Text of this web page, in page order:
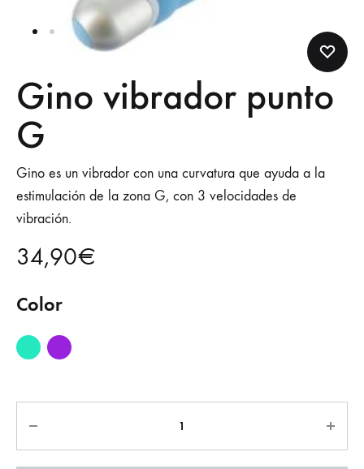
Gino vibrador punto
G
Gino es un vibrador con una curvatura que ayuda a la
estimulación de la zona G, con 3 velocidades de
vibración.
34,90€
Color